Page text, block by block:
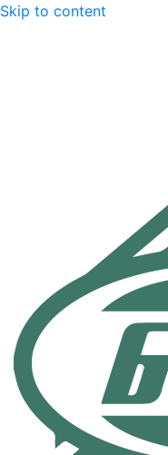
Skip to content